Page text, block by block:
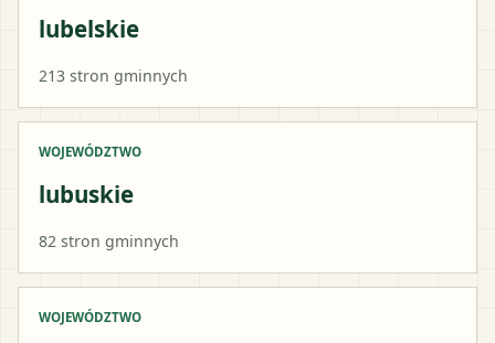
lubelskie
213 stron gminnych
WOJEWÓDZTWO
lubuskie
82 stron gminnych
WOJEWÓDZTWO